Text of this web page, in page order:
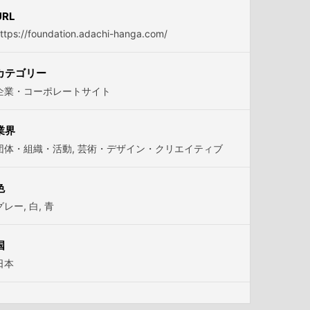
foundation.adachi-hanga.com/
テゴリー
業・コーポレートサイト
界
体・組織・活動, 芸術・デザイン・クリエイティブ
レー, 白, 青
本